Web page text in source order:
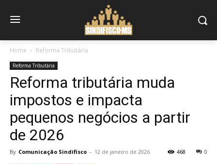
Home Reforma Tributária
Reforma Tributária
Reforma tributária muda
impostos e impacta
pequenos negócios a partir
de 2026
By Comunicação Sindifisco - 12 de janeiro de 2026 0
468